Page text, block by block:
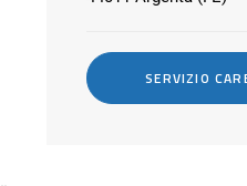
SERVIZIO